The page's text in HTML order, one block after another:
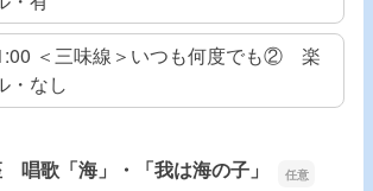
＜三味線＞いつも何度でも② 楽
・なし
唱歌「海」・「我は海の子」